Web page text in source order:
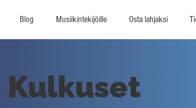
Blog Musiikintekijöille Osta lahjaksi
Kulkuset